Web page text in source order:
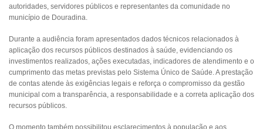
autoridades, servidores públicos e representantes da comunidade no
município de Douradina.
Durante a audiência foram apresentados dados técnicos relacionados à
aplicação dos recursos públicos destinados à saúde, evidenciando os
investimentos realizados, ações executadas, indicadores de atendimento e o
cumprimento das metas previstas pelo Sistema Único de Saúde. A prestação
de contas atende às exigências legais e reforça o compromisso da gestão
municipal com a transparência, a responsabilidade e a correta aplicação dos
recursos públicos.
O momento também possibilitou esclarecimentos à população e aos